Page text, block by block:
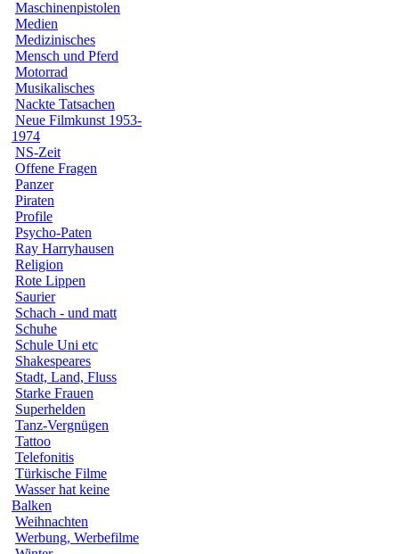
Maschinenpistolen
Medien
Medizinisches
Mensch und Pferd
Motorrad
Musikalisches
Nackte Tatsachen
Neue Filmkunst 1953-
1974
NS-Zeit
Offene Fragen
Panzer
Piraten
Profile
Psycho-Paten
Ray Harryhausen
Religion
Rote Lippen
Saurier
Schach - und matt
Schuhe
Schule Uni etc
Shakespeares
Stadt, Land, Fluss
Starke Frauen
Superhelden
Tanz-Vergnügen
Tattoo
Telefonitis
Türkische Filme
Wasser hat keine
Balken
Weihnachten
Werbung, Werbefilme